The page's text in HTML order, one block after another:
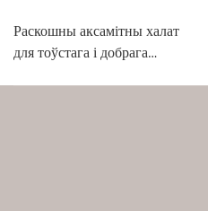
Раскошны аксамітны халат
для тоўстага і добрага